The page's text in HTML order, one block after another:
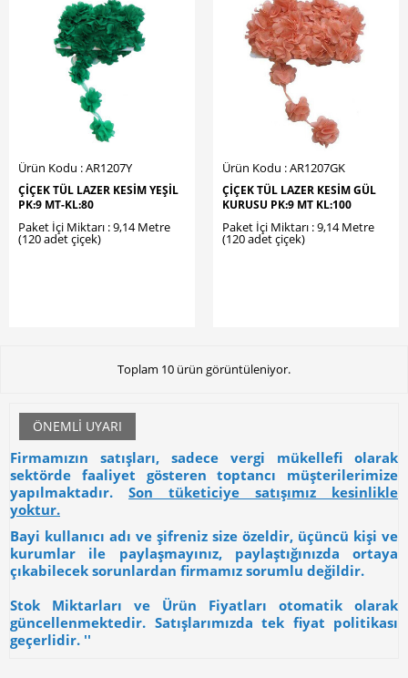
Ürün Kodu : AR1207Y
ÇİÇEK TÜL LAZER KESİM YEŞİL
PK:9 MT-KL:80
Paket İçi Miktarı : 9,14 Metre
(120 adet çiçek)
Ürün Kodu : AR1207GK
ÇİÇEK TÜL LAZER KESİM GÜL
KURUSU PK:9 MT KL:100
Paket İçi Miktarı : 9,14 Metre
(120 adet çiçek)
Toplam 10 ürün görüntüleniyor.
ÖNEMLI UYARI
Firmamızın satışları, sadece vergi mükellefi olarak
sektörde faaliyet gösteren toptancı müşterilerimize
yapılmaktadır. Son tüketiciye satışımız kesinlikle
yoktur.
Bayi kullanıcı adı ve şifreniz size özeldir, üçüncü kişi ve
kurumlar ile paylaşmayınız, paylaştığınızda ortaya
çıkabilecek sorunlardan firmamız sorumlu değildir.
Stok Miktarları ve Ürün Fiyatları otomatik olarak
güncellenmektedir. Satışlarımızda tek fiyat politikası
geçerlidir. ''